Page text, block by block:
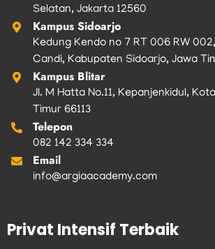
Selatan, Jakarta 12560
Kampus Sidoarjo
Kedung Kendo no 7 RT 006 RW
Candi, Kabupaten Sidoarjo, Jawa
Kampus Blitar
Jl. M Hatta No.11, Kepanjenkidul,
Timur 66113
Telepon
082 142 334 334
Email
info@argiaacademy.com
Privat Intensif Terbaik